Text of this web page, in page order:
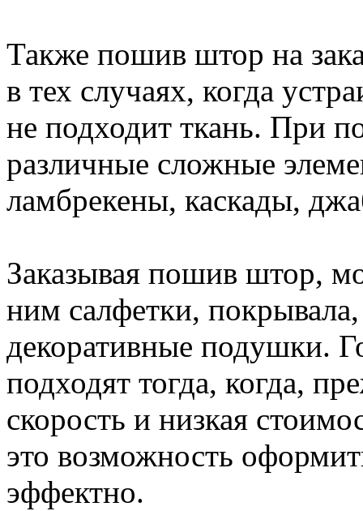
Также пошив штор на
в тех случаях, когда
не подходит ткань. При
различные сложные
ламбрекены, каскады,
Заказывая пошив штор,
ним салфетки,
декоративные подушки.
подходят тогда, когда,
скорость и низкая
это возможность
эффектно.